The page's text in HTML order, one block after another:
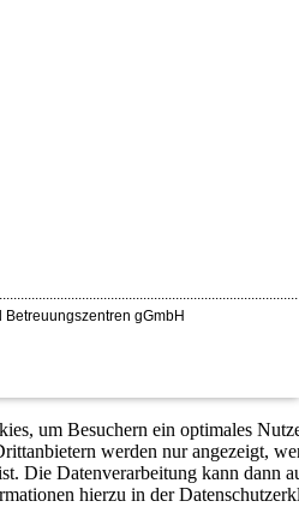
gGmbH
um Besuchern ein optimales
werden nur angezeigt,
Die Datenverarbeitung kann dann
hierzu in der